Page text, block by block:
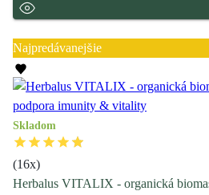
Najpredávanejšie
Skladom
(16x)
Herbalus VITALIX - organická